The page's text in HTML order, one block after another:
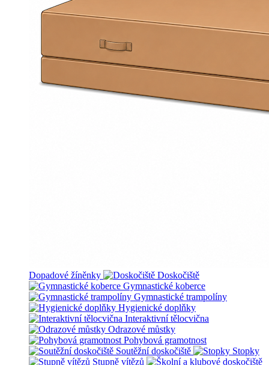
Dopadové žíněnky
Doskočiště
Gymnastické koberce
Gymnastické trampolíny
Hygienické doplňky
Interaktivní tělocvična
Odrazové můstky
Pohybová gramotnost
Soutěžní doskočiště
Stopky
Stupně vítězů